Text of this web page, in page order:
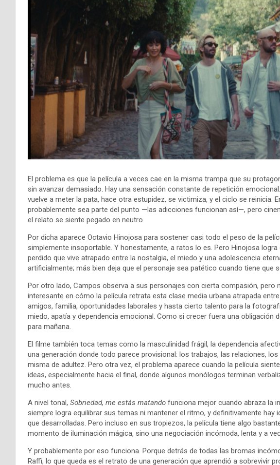
El problema es que la película a veces cae en la misma trampa que su
sin avanzar demasiado. Hay una sensación constante de repetición
vuelve a meter la pata, hace otra estupidez, se victimiza, y el ciclo se reinicia.
probablemente sea parte del punto —las adicciones funcionan así—, pero
el relato se siente pegado en neutro.
Por dicha aparece Octavio Hinojosa para sostener casi todo el peso de la
simplemente insoportable. Y honestamente, a ratos lo es. Pero Hinojosa
perdido que vive atrapado entre la nostalgia, el miedo y una adolescencia
artificialmente; más bien deja que el personaje sea patético cuando tiene que
Por otro lado, Campos observa a sus personajes con cierta compasión, pero
interesante en cómo la película retrata esta clase media urbana atrapada
amigos, familia, oportunidades laborales y hasta cierto talento para la
miedo, apatía y dependencia emocional. Como si crecer fuera una obligación
para mañana.
El filme también toca temas como la masculinidad frágil, la dependencia
una generación donde todo parece provisional: los trabajos, las relaciones,
misma de adultez. Pero otra vez, el problema aparece cuando la película
ideas, especialmente hacia el final, donde algunos monólogos terminan
mucho antes.
A nivel tonal, Sobriedad, me estás matando funciona mejor cuando abraza la
siempre logra equilibrar sus temas ni mantener el ritmo, y definitivamente hay
que desarrolladas. Pero incluso en sus tropiezos, la película tiene algo
momento de iluminación mágica, sino una negociación incómoda, lenta y a
Y probablemente por eso funciona. Porque detrás de todas las bromas
Raffi, lo que queda es el retrato de una generación que aprendió a sobrevivir